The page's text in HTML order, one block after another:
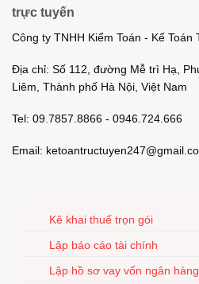
trực tuyến
Công ty TNHH Kiểm Toán - Kế Toán
Địa chỉ: Số 112, đường Mễ trì Hạ,
Liêm, Thành phố Hà Nội, Việt Nam
Tel: 09.7857.8866 - 0946.724.666
Email:
Kê khai thuế trọn gói
Lập báo cáo tài chính
Lập hồ sơ vay vốn ngân hàng